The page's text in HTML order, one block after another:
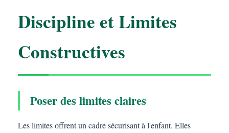
Discipline et Limites
Constructives
Poser des limites claires
Les limites offrent un cadre sécurisant à l'enfant. Elles